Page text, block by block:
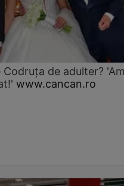
de adulter?
www.cancan.ro